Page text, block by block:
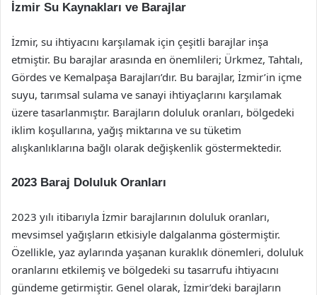
İzmir Su Kaynakları ve Barajlar
İzmir, su ihtiyacını karşılamak için çeşitli barajlar inşa
etmiştir. Bu barajlar arasında en önemlileri; Ürkmez, Tahtalı,
Gördes ve Kemalpaşa Barajları’dır. Bu barajlar, İzmir’in içme
suyu, tarımsal sulama ve sanayi ihtiyaçlarını karşılamak
üzere tasarlanmıştır. Barajların doluluk oranları, bölgedeki
iklim koşullarına, yağış miktarına ve su tüketim
alışkanlıklarına bağlı olarak değişkenlik göstermektedir.
2023 Baraj Doluluk Oranları
2023 yılı itibarıyla İzmir barajlarının doluluk oranları,
mevsimsel yağışların etkisiyle dalgalanma göstermiştir.
Özellikle, yaz aylarında yaşanan kuraklık dönemleri, doluluk
oranlarını etkilemiş ve bölgedeki su tasarrufu ihtiyacını
gündeme getirmiştir. Genel olarak, İzmir’deki barajların